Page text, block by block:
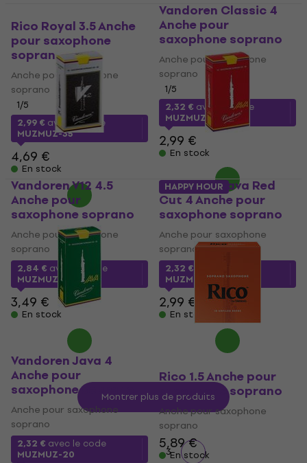
Rico Royal 3.5 Anche
pour saxophone
soprano
Anche pour saxophone
soprano
1/5
2,99 € avec le code
MUZMUZ-35
4,69 €
En stock
Vandoren Classic 4
Anche pour
saxophone soprano
Anche pour saxophone
soprano
1/5
2,32 € avec le code
MUZMUZ-20
2,99 €
En stock
Vandoren V12 4.5
Anche pour
saxophone soprano
Anche pour saxophone
soprano
2,84 € avec le code
MUZMUZ-15
3,49 €
En stock
Vandoren Java Red
Cut 4 Anche pour
saxophone soprano
Anche pour saxophone
soprano
2,32 €
MUZMUZ-20
2,99 €
En stock
Vandoren Java 4
Anche pour
saxophone soprano
Anche pour saxophone
soprano
2,32 € avec le code
MUZMUZ-20
HAPPY HOUR
Rico 1.5 Anche pour
saxophone soprano
Anche pour saxophone
soprano
5,89 €
En stock
Montrer plus de produits
3